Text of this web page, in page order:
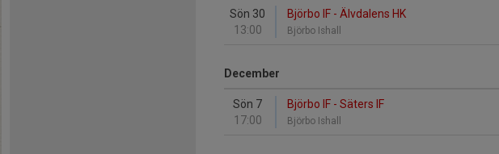
Sön 30
13:00
Björbo IF - Älvdalens HK
Björbo Ishall
December
Sön 7
17:00
Björbo IF - Säters IF
Björbo Ishall